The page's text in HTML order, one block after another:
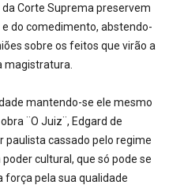
Corte Suprema preservem
do comedimento, abstendo-
sobre os feitos que virão a
magistratura.
mantendo-se ele mesmo
¨O Juiz¨, Edgard de
paulista cassado pelo regime
cultural, que só pode se
força pela sua qualidade